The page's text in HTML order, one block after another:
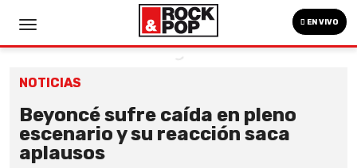
EN VIVO
NOTICIAS
Beyoncé sufre caída en pleno
escenario y su reacción saca
aplausos